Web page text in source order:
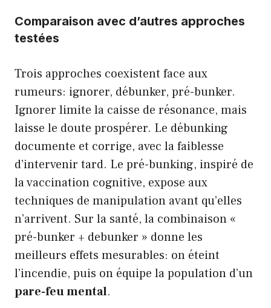
Comparaison avec d’autres approches
testées
Trois approches coexistent face aux
rumeurs: ignorer, débunker, pré-bunker.
Ignorer limite la caisse de résonance, mais
laisse le doute prospérer. Le débunking
documente et corrige, avec la faiblesse
d’intervenir tard. Le pré-bunking, inspiré de
la vaccination cognitive, expose aux
techniques de manipulation avant qu’elles
n’arrivent. Sur la santé, la combinaison «
pré-bunker + debunker » donne les
meilleurs effets mesurables: on éteint
l’incendie, puis on équipe la population d’un
pare-feu mental.